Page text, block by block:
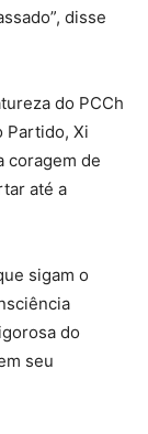
disse
do PCCh
Partido, Xi
coragem de
até a
sigam o
do
seu